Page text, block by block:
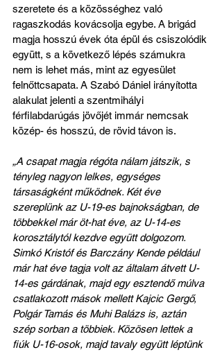
szeretete és a közösséghez való
ragaszkodás kovácsolja egybe. A brigád
magja hosszú évek óta épül és csiszolódik
együtt, s a következő lépés számukra
nem is lehet más, mint az egyesület
felnőttcsapata. A Szabó Dániel irányította
alakulat jelenti a szentmihályi
férfilabdarúgás jövőjét immár nemcsak
közép- és hosszú, de rövid távon is.
„A csapat magja régóta nálam játszik, s
tényleg nagyon lelkes, egységes
társaságként működnek. Két éve
szereplünk az U-19-es bajnokságban, de
többekkel már öt-hat éve, az U-14-es
korosztálytól kezdve együtt dolgozom.
Simkó Kristóf és Barczány Kende például
már hat éve tagja volt az általam átvett U-
14-es gárdának, majd egy esztendő múlva
csatlakozott mások mellett Kajcic Gergő,
Polgár Tamás és Muhi Balázs is, aztán
szép sorban a többiek. Közösen lettek a
fiúk U-16-osok, majd tavaly együtt léptünk